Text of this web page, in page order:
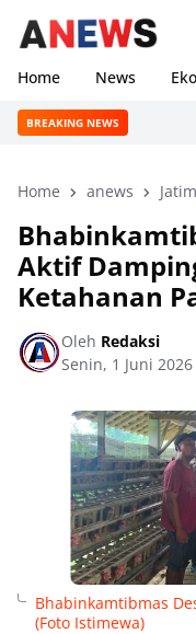
Home News
BREAKING NEWS
Home anews Jatim
Aktif
Ketahanan
Oleh Redaksi
Senin, 1 Juni
Bhabinkamtibmas
(Foto Istimewa)